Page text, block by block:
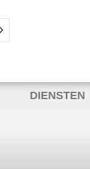
DIENSTEN